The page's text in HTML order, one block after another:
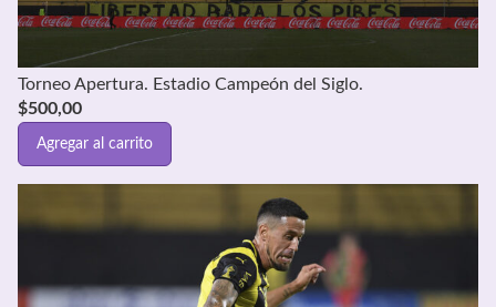
Torneo Apertura. Estadio Campeón del Siglo.
$500,00
Agregar al carrito